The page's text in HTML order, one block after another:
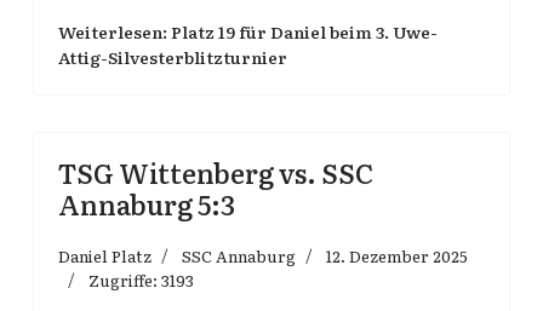
Weiterlesen: Platz 19 für Daniel beim 3. Uwe-
Attig-Silvesterblitzturnier
TSG Wittenberg vs. SSC
Annaburg 5:3
Daniel Platz SSC Annaburg
12. Dezember 2025
Zugriffe: 3193